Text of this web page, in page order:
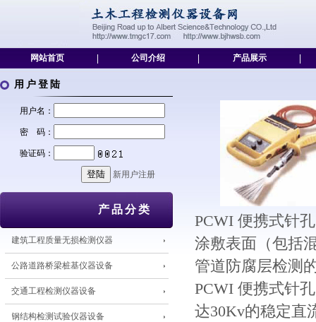
网站首页 公司介绍 产品展示
用户登陆
用户名：
密 码：
验证码：
新用户注册
产品分类
建筑工程质量无损检测仪器
公路道路桥梁桩基仪器设备
交通工程检测仪器设备
钢结构检测试验仪器设备
PCWI 便携式针
涂敷表面（包括
管道防腐层检测
PCWI 便携式针
达30Kv的稳定直